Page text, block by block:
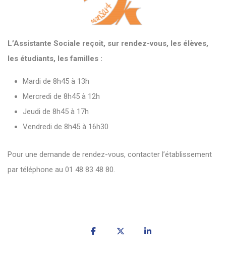
L’Assistante Sociale reçoit, sur rendez-vous, les élèves,
les étudiants, les familles :
Mardi de 8h45 à 13h
Mercredi de 8h45 à 12h
Jeudi de 8h45 à 17h
Vendredi de 8h45 à 16h30
Pour une demande de rendez-vous, contacter l’établissement
par téléphone au 01 48 83 48 80.